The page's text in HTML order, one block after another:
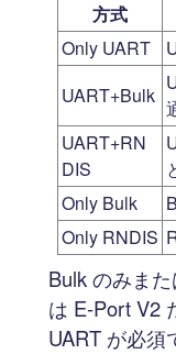
方式
Only UART
UART+Bulk
UART+RN
DIS
Only Bulk
Only RNDIS
Bulk のみま
は E-Port V2
UART が必須